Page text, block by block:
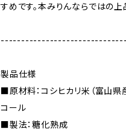
すめです。本みりんならではの
製品仕様
■原材料：コシヒカリ米（富山県
コール
■製法：糖化熟成